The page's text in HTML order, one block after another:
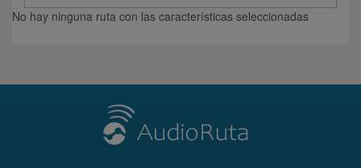
No hay ninguna ruta con las características seleccionadas